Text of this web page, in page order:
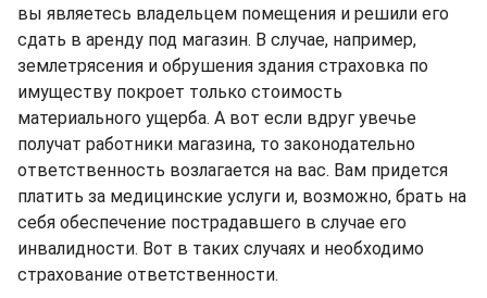
вы являетесь владельцем помещения и решили его
сдать в аренду под магазин. В случае, например,
землетрясения и обрушения здания страховка по
имуществу покроет только стоимость
материального ущерба. А вот если вдруг увечье
получат работники магазина, то законодательно
ответственность возлагается на вас. Вам придется
платить за медицинские услуги и, возможно, брать на
себя обеспечение пострадавшего в случае его
инвалидности. Вот в таких случаях и необходимо
страхование ответственности.